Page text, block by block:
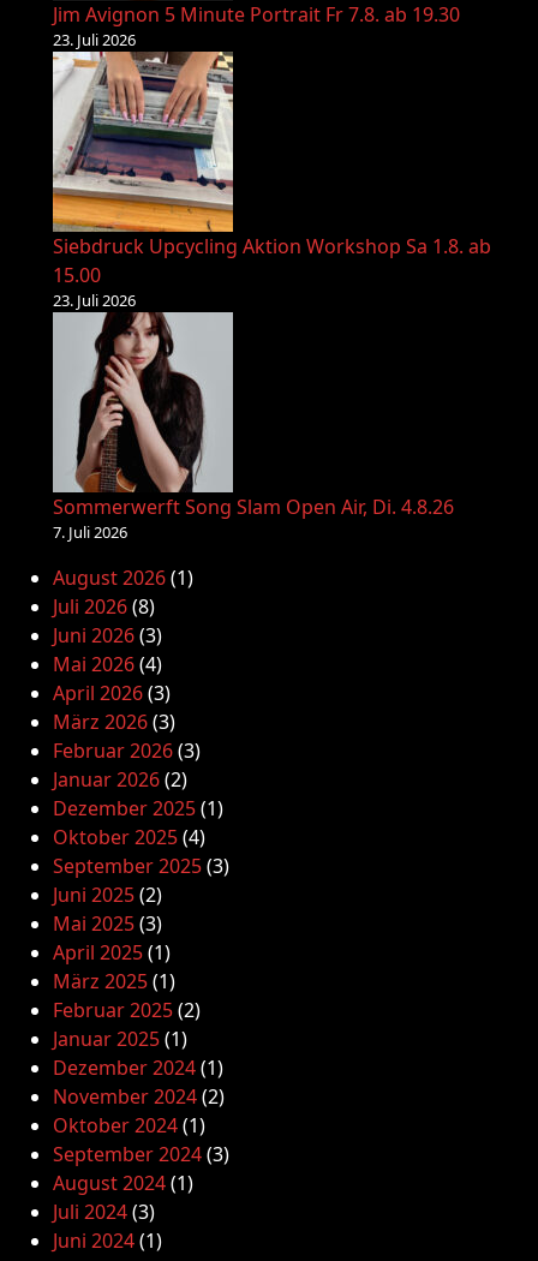
Jim Avignon 5 Minute Portrait Fr 7.8. ab 19.30
23. Juli 2026
Siebdruck Upcycling Aktion Workshop Sa 1.8. ab
15.00
23. Juli 2026
Sommerwerft Song Slam Open Air, Di. 4.8.26
7. Juli 2026
August 2026(1)
Juli 2026(8)
Juni 2026(3)
Mai 2026(4)
April 2026(3)
März 2026(3)
Februar 2026(3)
Januar 2026(2)
Dezember 2025(1)
Oktober 2025(4)
September 2025(3)
Juni 2025(2)
Mai 2025(3)
April 2025(1)
März 2025(1)
Februar 2025(2)
Januar 2025(1)
Dezember 2024(1)
November 2024(2)
Oktober 2024(1)
September 2024(3)
August 2024(1)
Juli 2024(3)
Juni 2024(1)